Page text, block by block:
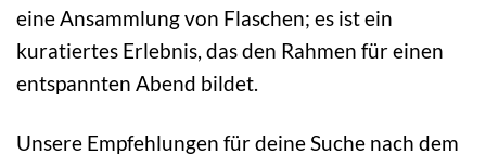
eine Ansammlung von Flaschen; es ist ein
kuratiertes Erlebnis, das den Rahmen für einen
entspannten Abend bildet.
Unsere Empfehlungen für deine Suche nach dem